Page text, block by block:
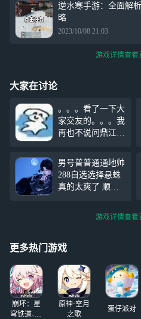
逆水寒手游：全面解
略
2023/10/08 21:03
游戏详情查看
大家在讨论
。。。看了一下大
家交友的。。。我
再也不说问鼎江湖
问鼎的老师好
多。。。老师们带
我玩
男号普普通通地帅
288自选选择悬蛛
真的太爽了 顺便
友圈潜水王但会给
游戏详情查看
更多热门游戏
崩坏：星
穹铁道-4.4
原神·空月
之歌
蛋仔派对